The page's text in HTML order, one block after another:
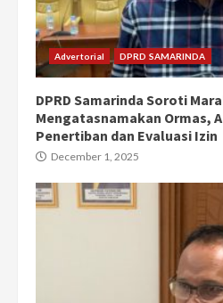
Advertorial DPRD SAMARINDA
DPRD Samarinda Soroti
Mengatasnamakan Ormas,
Penertiban dan Evaluasi Izin
December 1, 2025